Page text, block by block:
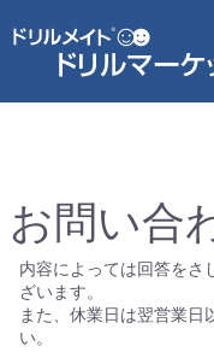
お問い合
内容によっては回答をさ
ざいます。
また、休業日は翌営業日
い。